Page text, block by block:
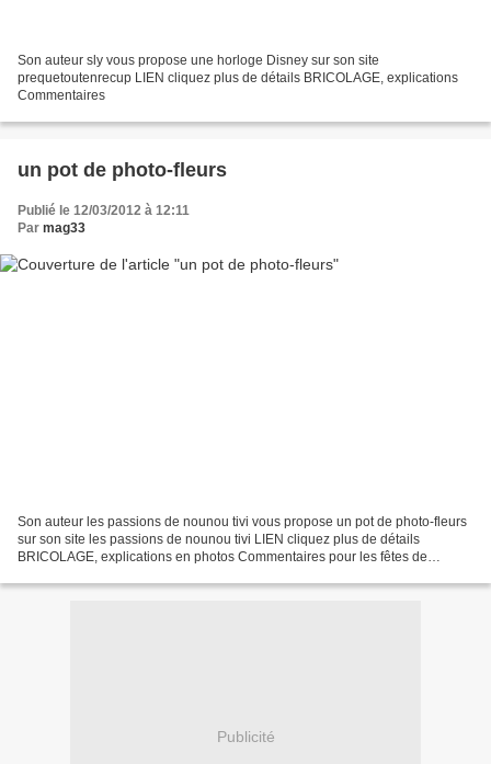
Son auteur sly vous propose une horloge Disney sur son site
prequetoutenrecup LIEN cliquez plus de détails BRICOLAGE, explications
Commentaires
un pot de photo-fleurs
Publié le 12/03/2012 à 12:11
Par mag33
Son auteur les passions de nounou tivi vous propose un pot de photo-fleurs
sur son site les passions de nounou tivi LIEN cliquez plus de détails
BRICOLAGE, explications en photos Commentaires pour les fêtes de
Publicité